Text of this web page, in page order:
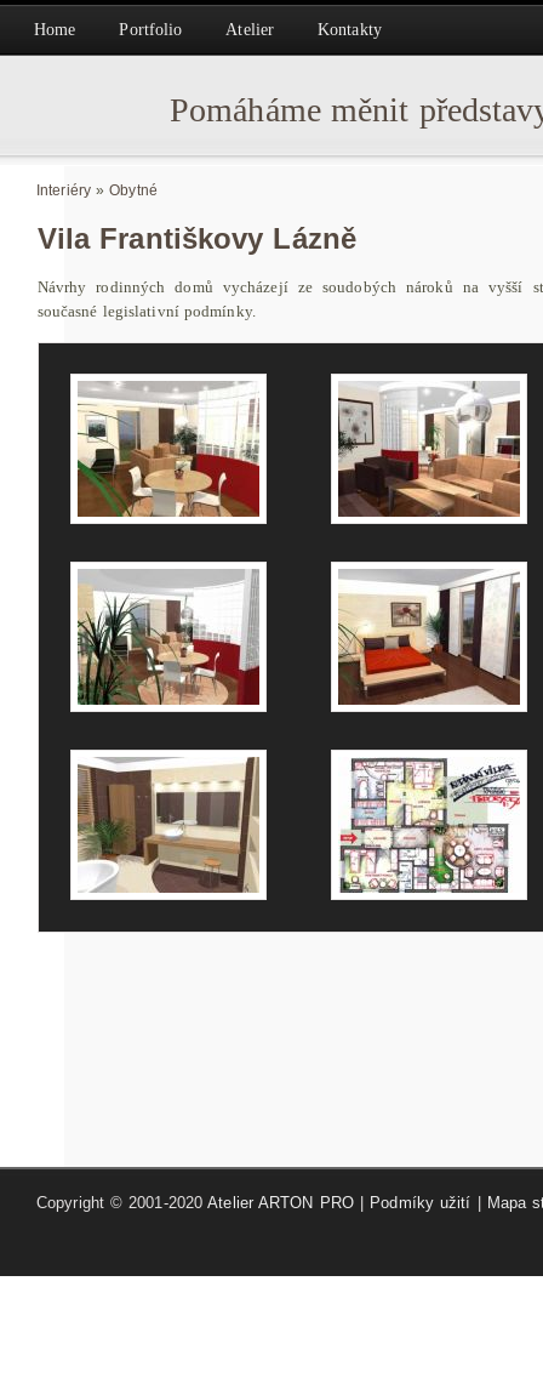
Home Portfolio Atelier Kontakty
Pomáháme měnit
Interiéry»Obytné
Vila Františkovy Lázně
Návrhy rodinných domů vycházejí ze soudobých nároků na vyšší
současné legislativní podmínky.
Copyright © 2001-2020Atelier ARTON PRO| Podmíky užití Mapa